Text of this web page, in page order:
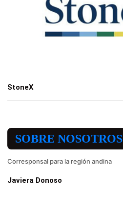
StoneX
SOBRE NOSOTROS
Corresponsal para la región andina
Javiera Donoso